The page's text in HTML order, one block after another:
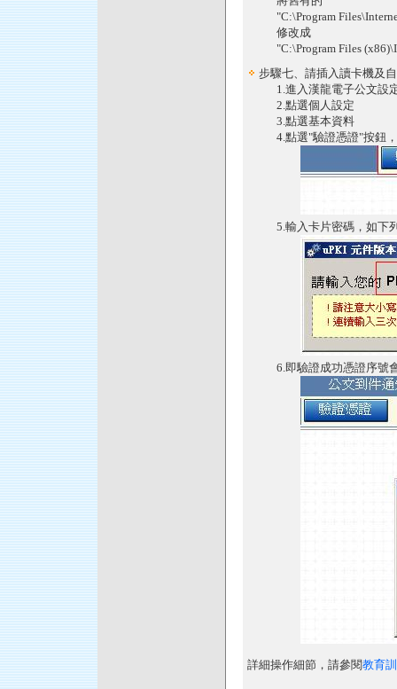
"C:\Program Files\Internet
修改成
"C:\Program Files
步驟七、請插入讀卡機及
1.進入漢龍電子公文設
2.點選個人設定
3.點選基本資料
4.點選"驗證憑證"按鈕，
5.輸入卡片密碼，如下
6.即驗證成功憑證序號會
詳細操作細節，請參閱教育